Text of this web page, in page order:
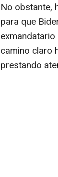
No obstante,
para que
camino claro
prestando